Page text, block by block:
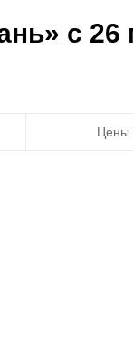
с 26
Цены